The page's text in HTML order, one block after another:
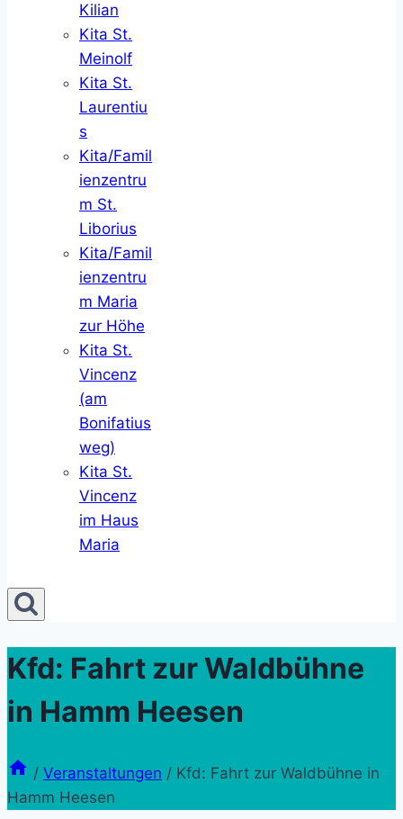
Kilian
Kita St.
Meinolf
Kita St.
Laurentiu
s
Kita/Famil
ienzentru
m St.
Liborius
Kita/Famil
ienzentru
m Maria
zur Höhe
Kita St.
Vincenz
(am
Bonifatius
weg)
Kita St.
Vincenz
im Haus
Maria
Kfd: Fahrt zur Waldbühne
in Hamm Heesen
/ Veranstaltungen / Kfd: Fahrt zur Waldbühne in
Hamm Heesen